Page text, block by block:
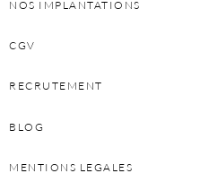
NOS IMPLANTATIONS
CGV
RECRUTEMENT
BLOG
MENTIONS LEGALES